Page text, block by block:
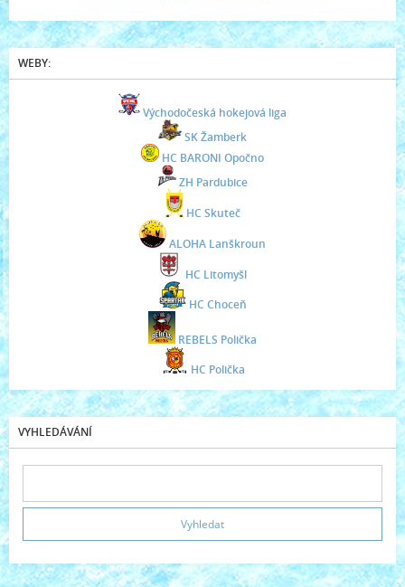
WEBY:
Východočeská hokejová liga
SK Žamberk
HC BARONI Opočno
ZH Pardubice
HC Skuteč
ALOHA Lanškroun
HC Litomyšl
HC Choceň
REBELS Polička
HC Polička
VYHLEDÁVÁNÍ